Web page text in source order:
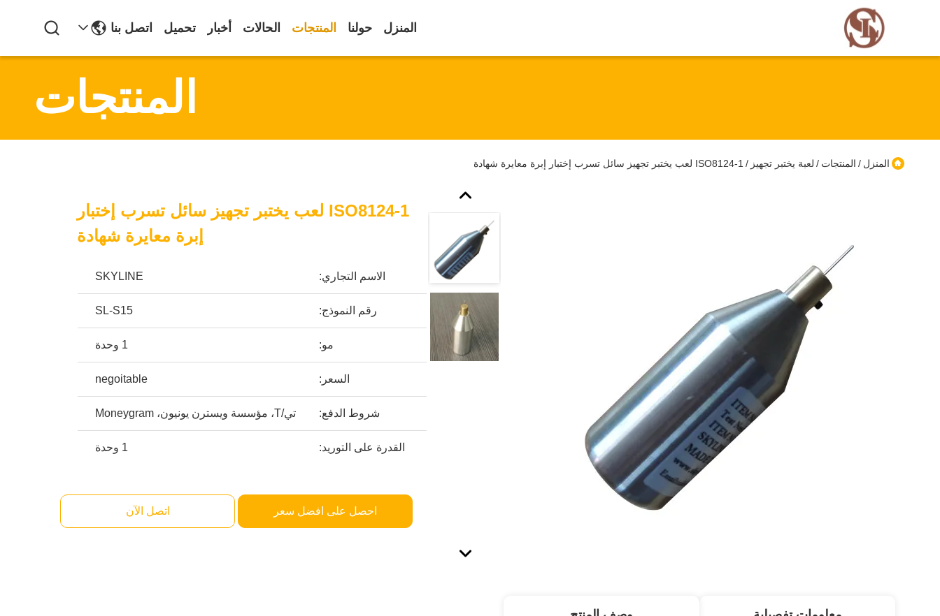
المنزل حولنا المنتجات الحالات أخبار تحميل اتصل بنا
المنتجات
المنزل / المنتجات / لعبة يختبر تجهيز / ISO8124-1 لعب يختبر تجهيز سائل تسرب إختبار إبرة معايرة شهادة
ISO8124-1 لعب يختبر تجهيز سائل تسرب إختبار
إبرة معايرة شهادة
الاسم التجاري: SKYLINE
رقم النموذج: SL-S15
مو: 1 وحدة
السعر: negoitable
شروط الدفع: تي/T، مؤسسة ويسترن يونيون، Moneygram
القدرة على التوريد: 1 وحدة
احصل على افضل سعر اتصل الآن